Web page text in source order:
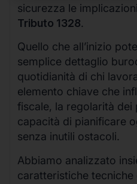
sicurezza le
Tributo 1328.
Quello che all’inizio
semplice dettaglio
quotidianità di chi
elemento chiave che
fiscale, la regolarità dei
capacità di pianificare
senza inutili ostacoli.
Abbiamo analizzato
caratteristiche tecniche